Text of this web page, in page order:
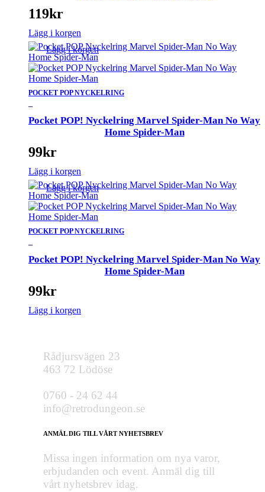
119kr
Lägg i korgen
POCKET POP NYCKELRING
Lägg i korgen
Pocket POP! Nyckelring Marvel Spider-Man No Way
Home Spider-Man
99kr
Lägg i korgen
POCKET POP NYCKELRING
Lägg i korgen
Pocket POP! Nyckelring Marvel Spider-Man No Way
Home Spider-Man
99kr
Lägg i korgen
Rådjursvägen 23
463 72 Lödöse
0760 - 24 62 44
info@retrodungeon.se
ANMÄL DIG TILL VÅRT NYHETSBREV
Missa ingen information om nya varor,
erbjudanden och event. Anmäl dig till
vårt nyhetsbrev idag.